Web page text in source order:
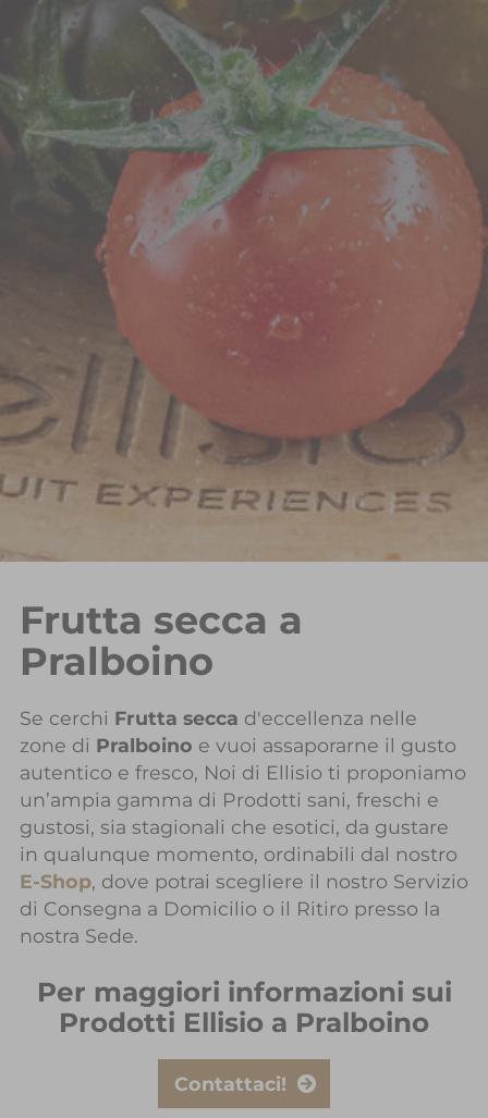
Frutta secca a
Pralboino
Se cerchi Frutta secca d'eccellenza nelle
zone di Pralboino e vuoi assaporarne il gusto
autentico e fresco, Noi di Ellisio ti proponiamo
un’ampia gamma di Prodotti sani, freschi e
gustosi, sia stagionali che esotici, da gustare
in qualunque momento, ordinabili dal nostro
E-Shop, dove potrai scegliere il nostro Servizio
di Consegna a Domicilio o il Ritiro presso la
nostra Sede.
Per maggiori informazioni sui
Prodotti Ellisio a Pralboino
Contattaci!